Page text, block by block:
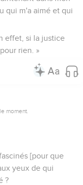
qui m'a aimé et qui
effet, si la justice
rien. »
moment.
[pour que
yeux de qui
?